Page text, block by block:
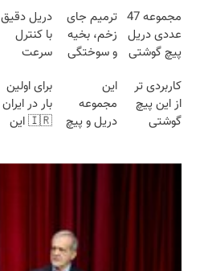
مجموعه 47
عددی دریل
پیچ گوشتی
(تخفیف به
مدت
محدود)
ترمیم جای
زخم، بخیه
و سوختگی
هفته!!😍
دریل دقیق
با کنترل
سرعت
(مجموعه
47عددی +
تخفیف
کاربردی تر
از این پیچ
گوشتی
این
مجموعه
دریل و پیچ
برای اولین
بار در ایران
🇮🇷 این